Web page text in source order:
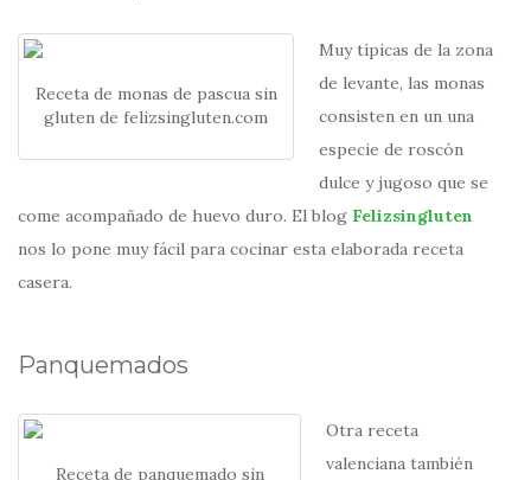
Receta de monas de pascua sin
gluten de felizsingluten.com
Muy típicas de la zona
de levante, las monas
consisten en un una
especie de roscón
dulce y jugoso que se
come acompañado de huevo duro. El blog Felizsingluten
nos lo pone muy fácil para cocinar esta elaborada receta
casera.
Panquemados
Receta de panquemado sin
Otra receta
valenciana también